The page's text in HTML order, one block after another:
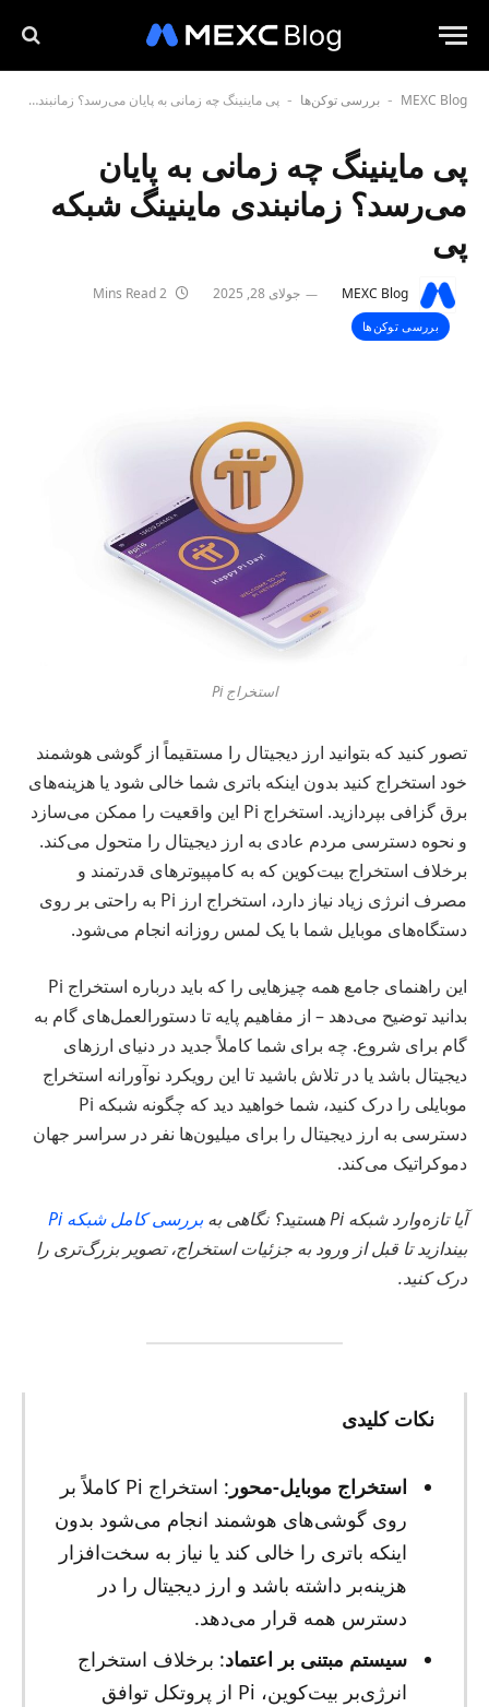
MEXC Blog
- بررسی توکن‌ها - پی ماینینگ چه زمانی به پایان می‌رسد؟ زمانبندی ماینینگ شبکه پی
پی ماینینگ چه زمانی به پایان
می‌رسد؟ زمانبندی ماینینگ شبکه
پی
MEXC Blog جولای 28, 2025
بررسی توکن‌ها
استخراج Pi
تصور کنید که بتوانید ارز دیجیتال را مستقیماً از گوشی هوشمند
خود استخراج کنید بدون اینکه باتری شما خالی شود یا هزینه‌های
برق گزافی بپردازید. استخراج Pi این واقعیت را ممکن می‌سازد
و نحوه دسترسی مردم عادی به ارز دیجیتال را متحول می‌کند.
برخلاف استخراج بیت‌کوین که به کامپیوترهای قدرتمند و
مصرف انرژی زیاد نیاز دارد، استخراج ارز Pi به راحتی بر روی
دستگاه‌های موبایل شما با یک لمس روزانه انجام می‌شود.
این راهنمای جامع همه چیزهایی را که باید درباره استخراج Pi
بدانید توضیح می‌دهد – از مفاهیم پایه تا دستورالعمل‌های گام به
گام برای شروع. چه برای شما کاملاً جدید در دنیای ارزهای
دیجیتال باشد یا در تلاش باشید تا این رویکرد نوآورانه استخراج
موبایلی را درک کنید، شما خواهید دید که چگونه شبکه Pi
دسترسی به ارز دیجیتال را برای میلیون‌ها نفر در سراسر جهان
دموکراتیک می‌کند.
آیا تازه‌وارد شبکه Pi هستید؟ نگاهی به
بررسی کامل شبکه Pi
بیندازید تا قبل از ورود به جزئیات استخراج، تصویر بزرگ‌تری را
درک کنید.
نکات کلیدی
استخراج موبایل-محور
: استخراج Pi کاملاً بر
روی گوشی‌های هوشمند انجام می‌شود بدون
اینکه باتری را خالی کند یا نیاز به سخت‌افزار
هزینه‌بر داشته باشد و ارز دیجیتال را در
دسترس همه قرار می‌دهد.
سیستم مبتنی بر اعتماد: برخلاف استخراج
انرژی‌بر بیت‌کوین، Pi از پروتکل توافق